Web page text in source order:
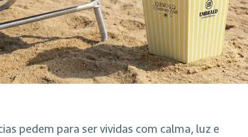
pedem para ser vividas com calma, luz e